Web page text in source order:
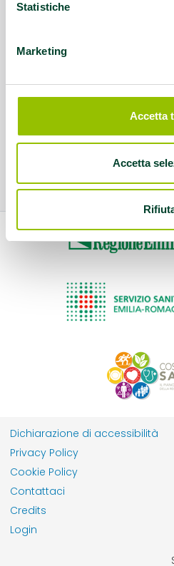
Statistiche
Marketing
Accetta
Accetta
Dichiarazione di accessibilità
Privacy Policy
Cookie Policy
Contattaci
Credits
Login